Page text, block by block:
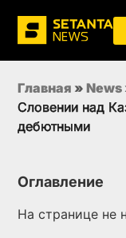
Главная » News
Словении над
дебютными
Оглавление
На странице не